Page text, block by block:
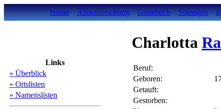
Home Ahnenforschung Gästebuch Sonstiges
Links
» Überblick
» Ortslisten
» Namenslisten
Charlotta
Beruf:
Geboren:
Getauft:
Gestorben: